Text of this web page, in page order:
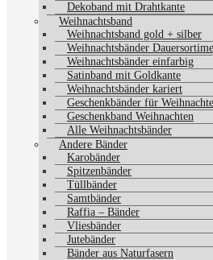
Dekoband mit Drahtkante
Weihnachtsband
Weihnachtsband gold + silber
Weihnachtsbänder
Weihnachtsbänder einfarbig
Satinband mit Goldkante
Weihnachtsbänder kariert
Geschenkbänder für
Geschenkband Weihnachten
Alle Weihnachtsbänder
Andere Bänder
Karobänder
Spitzenbänder
Tüllbänder
Samtbänder
Raffia – Bänder
Vliesbänder
Jutebänder
Bänder aus Naturfasern